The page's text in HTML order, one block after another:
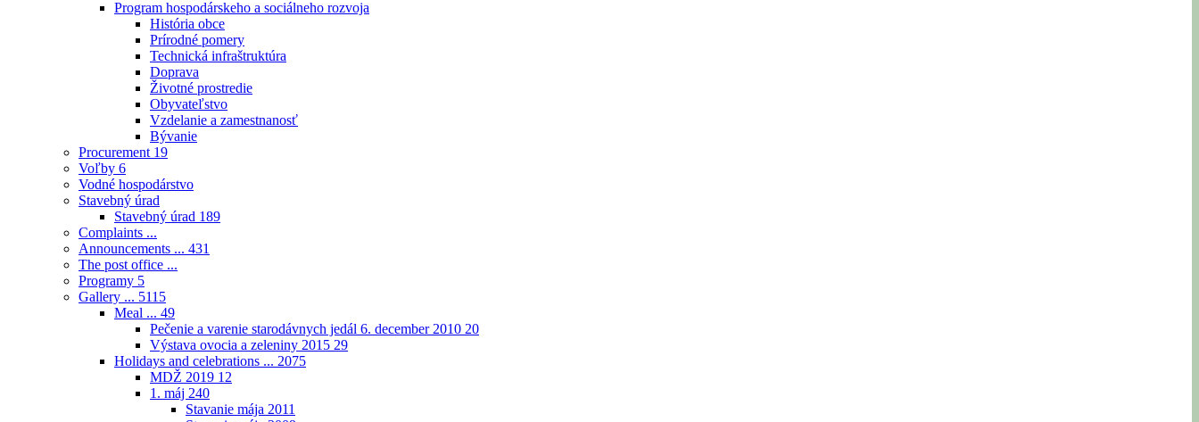
Program hospodárskeho a sociálneho rozvoja
História obce
Prírodné pomery
Technická infraštruktúra
Doprava
Životné prostredie
Obyvateľstvo
Vzdelanie a zamestnanosť
Bývanie
Procurement 19
Voľby 6
Vodné hospodárstvo
Stavebný úrad
Stavebný úrad 189
Complaints ...
Announcements ... 431
The post office ...
Programy 5
Gallery ... 5115
Meal ... 49
Pečenie a varenie starodávnych jedál 6. december 2010 20
Výstava ovocia a zeleniny 2015 29
Holidays and celebrations ... 2075
MDŽ 2019 12
1. máj 240
Stavanie mája 2011